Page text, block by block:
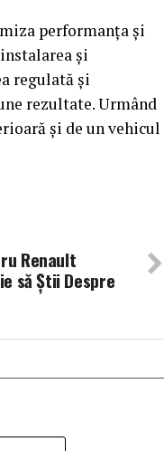
performanța și
și
regulată și
rezultate. Urmând
și de un vehicul
Renault
să Știi Despre